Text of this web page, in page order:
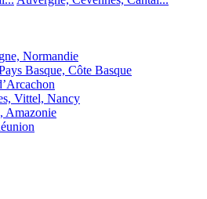
Normandie
Basque, Côte Basque
Vittel, Nancy
Amazonie